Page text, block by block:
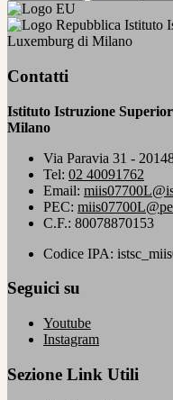
Istituto
Luxemburg di Milano
Contatti
Istituto Istruzione
Milano
Via Paravia 31 -
Tel: 02 40091762
Email:
PEC:
C.F.: 80078870153
Codice IPA:
Seguici su
Youtube
Instagram
Sezione Link Utili